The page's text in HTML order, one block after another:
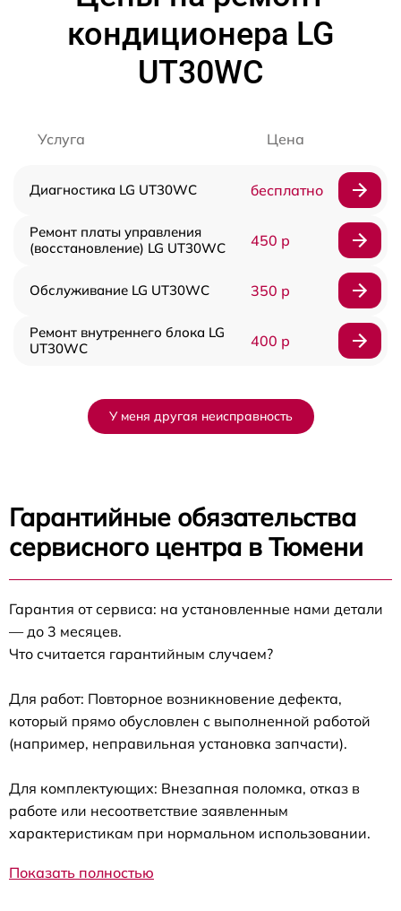
кондиционера LG
UT30WC
Услуга Цена
Диагностика LG UT30WC бесплатно
Ремонт платы управления
(восстановление) LG UT30WC
450 р
Обслуживание LG UT30WC 350 р
Ремонт внутреннего блока LG
UT30WC
400 р
У меня другая неисправность
Гарантийные обязательства
сервисного центра в Тюмени
Гарантия от сервиса: на установленные нами детали
— до 3 месяцев.
Что считается гарантийным случаем?
Для работ: Повторное возникновение дефекта,
который прямо обусловлен с выполненной работой
(например, неправильная установка запчасти).
Для комплектующих: Внезапная поломка, отказ в
работе или несоответствие заявленным
характеристикам при нормальном использовании.
Показать полностью